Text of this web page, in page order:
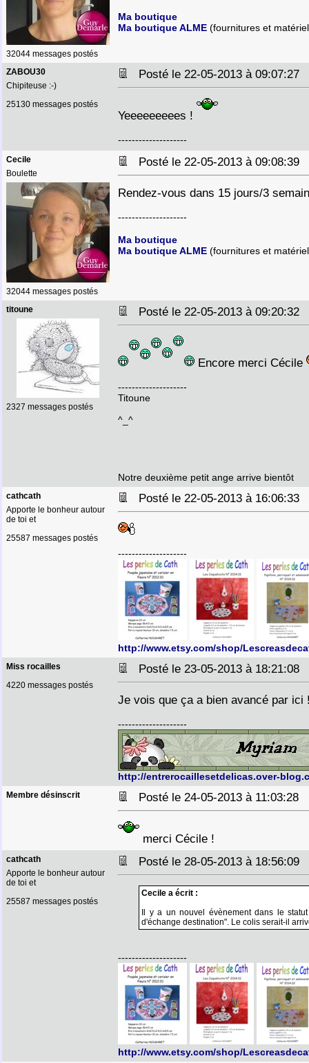
32044 messages postés
Ma boutique
Ma boutique ALME (fournitures et
ZABOU30
Chipiteuse :-)
25130 messages postés
Posté le 22-05-2013 à 09:07:27
Yeeeeeeeees !
--------------------
Cecile
Boulette
32044 messages postés
Posté le 22-05-2013 à 09:08:39
Rendez-vous dans 15 jours/3
--------------------
Ma boutique
Ma boutique ALME (fournitures et
titoune
2327 messages postés
Posté le 22-05-2013 à 09:20:32
Encore merci Cécile
--------------------
Titoune
^_^
Notre deuxième petit ange arrive bientôt
cathcath
Apporte le bonheur autour
de toi et
25587 messages postés
Posté le 22-05-2013 à 16:06:33
--------------------
http://www.etsy.com/shop/
Miss rocailles
4220 messages postés
Posté le 23-05-2013 à 18:21:08
Je vois que ça a bien avancé par
--------------------
http://entrerocaillesetdelicas.over-
Membre désinscrit Posté le 24-05-2013 à 11:03:28
merci Cécile !
cathcath
Apporte le bonheur autour
de toi et
25587 messages postés
Posté le 28-05-2013 à 18:56:09
Cecile a écrit :
Il y a un nouvel évènement dans le
d'échange destination". Le colis serait-il
--------------------
http://www.etsy.com/shop/